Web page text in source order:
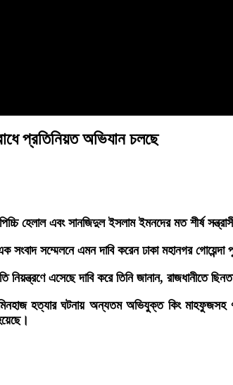
প্রতিনিয়ত অভিযান চলছে
পিচ্চি হেলাল এবং সানজিদুল ইসলাম ইমনদের মত শীর্ষ
সংবাদ সম্মেলনে এমন দাবি করেন ঢাকা মহানগর
এসেছে দাবি করে তিনি জানান, রাজধানীতে
মিনহাজ হত্যার ঘটনায় অন্যতম অভিযুক্ত কিং